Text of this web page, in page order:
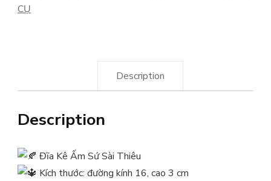
CỤ
Description
Description
Đĩa Kê Ấm Sứ Sài Thiêu
Kích thước: đường kính 16, cao 3 cm